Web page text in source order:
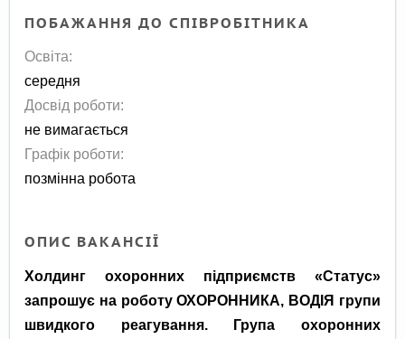
ПОБАЖАННЯ ДО СПІВРОБІТНИКА
Освіта:
середня
Досвід роботи:
не вимагається
Графік роботи:
позмінна робота
ОПИС ВАКАНСІЇ
Холдинг охоронних підприємств «Статус»
запрошує на роботу ОХОРОННИКА, ВОДІЯ групи
швидкого реагування.
Група охоронних